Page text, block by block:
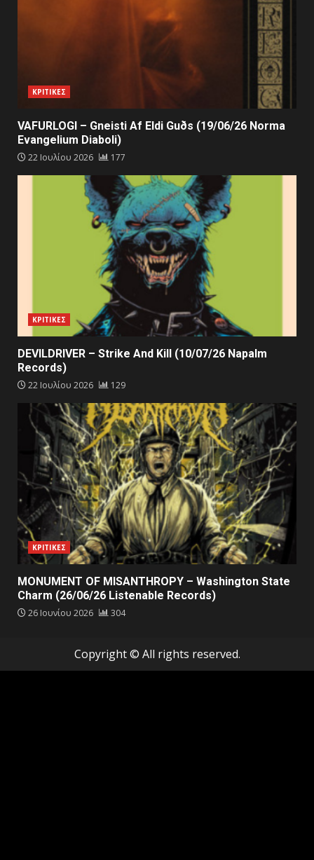
ΚΡΙΤΙΚΕΣ
VAFURLOGI – Gneisti Af Eldi Guðs (19/06/26 Norma
Evangelium Diaboli)
22 Ιουλίου 2026 177
ΚΡΙΤΙΚΕΣ
DEVILDRIVER – Strike And Kill (10/07/26 Napalm
Records)
22 Ιουλίου 2026 129
ΚΡΙΤΙΚΕΣ
MONUMENT OF MISANTHROPY – Washington State
Charm (26/06/26 Listenable Records)
26 Ιουνίου 2026 304
Copyright © All rights reserved.